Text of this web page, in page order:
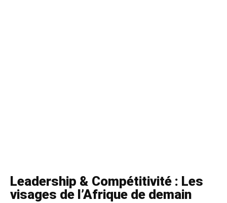
Leadership & Compétitivité : Les
visages de l’Afrique de demain